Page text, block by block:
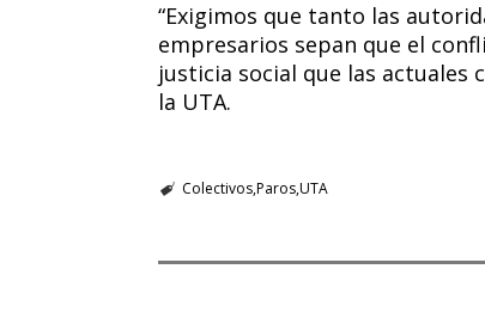
“Exigimos que tanto las
empresarios sepan que el
justicia social que las actuales
la UTA.
ColectivosParosUTA